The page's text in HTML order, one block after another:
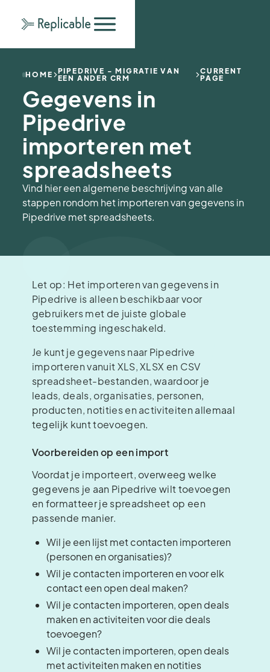
HOME
PIPEDRIVE - MIGRATIE VAN
EEN ANDER CRM
CURRENT
PAGE
Gegevens in
Pipedrive
importeren met
spreadsheets
Vind hier een algemene beschrijving van alle
stappen rondom het importeren van gegevens in
Pipedrive met spreadsheets.
Let op: Het importeren van gegevens in
Pipedrive is alleen beschikbaar voor
gebruikers met de juiste globale
toestemming ingeschakeld.
Je kunt je gegevens naar Pipedrive
importeren vanuit XLS, XLSX en CSV
spreadsheet-bestanden, waardoor je
leads, deals, organisaties, personen,
producten, notities en activiteiten allemaal
tegelijk kunt toevoegen.
Voorbereiden op een import
Voordat je importeert, overweeg welke
gegevens je aan Pipedrive wilt toevoegen
en formatteer je spreadsheet op een
passende manier.
Wil je een lijst met contacten importeren
(personen en organisaties)?
Wil je contacten importeren en voor elk
contact een open deal maken?
Wil je contacten importeren, open deals
maken en activiteiten voor die deals
toevoegen?
Wil je contacten importeren, open deals
met activiteiten maken en notities